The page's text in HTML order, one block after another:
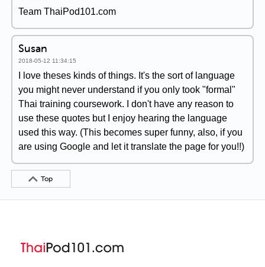
Team ThaiPod101.com
Susan
2018-05-12 11:34:15
I love theses kinds of things. It's the sort of language
you might never understand if you only took "formal"
Thai training coursework. I don't have any reason to
use these quotes but I enjoy hearing the language
used this way. (This becomes super funny, also, if you
are using Google and let it translate the page for you!!)
Top